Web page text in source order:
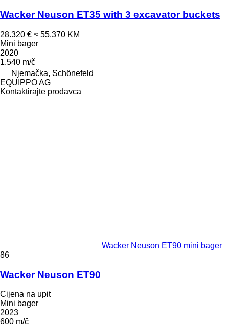
Wacker Neuson ET35 with 3 excavator buckets
28.320 € ≈ 55.370 KM
Mini bager
2020
1.540 m/č
Njemačka, Schönefeld
EQUIPPO AG
Kontaktirajte prodavca
Wacker Neuson ET90 mini bager
86
Wacker Neuson ET90
Cijena na upit
Mini bager
2023
600 m/č